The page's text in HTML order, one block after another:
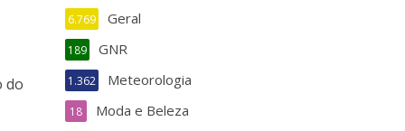
do
Geral
6.769
GNR
189
Meteorologia
1.362
Moda e Beleza
18